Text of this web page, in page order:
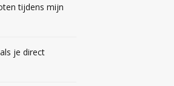
tijdens mijn
je direct